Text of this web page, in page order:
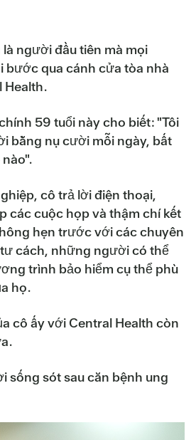
người đầu tiên mà mọi
bước qua cánh cửa tòa nhà
Health.
59 tuổi này cho biết: "Tôi
bằng nụ cười mỗi ngày, bất
cô trả lời điện thoại,
các cuộc họp và thậm chí kết
hẹn trước với các chuyên
cách, những người có thể
trình bảo hiểm cụ thể phù
họ.
cô ấy với Central Health còn
sống sót sau căn bệnh ung